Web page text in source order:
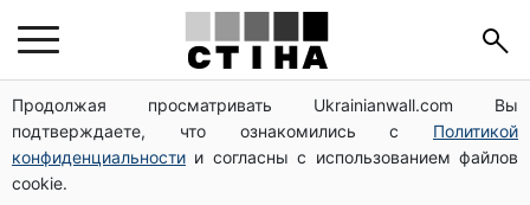
Продолжая просматривать Ukrainianwall.com Вы
подтверждаете, что ознакомились с Политикой
конфиденциальности и согласны с использованием файлов
cookie.
172 940 грн защитят жилье от ареста за
коммуналку: с октября порог — 432 тысячи
8 451 грн вместо пакета малыша: Пенсионный фонд
объяснил, как получить деньги